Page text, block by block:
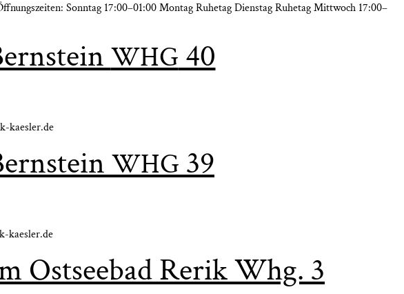
Sonn­tag 17:00–01:00 Mon­tag Ruhe­tag Diens­tag Ruhe­tag Mitt­woch 17:00–
WHG40
kaesler.de
WHG39
kaesler.de
Ost­see­bad Rerik Whg. 3